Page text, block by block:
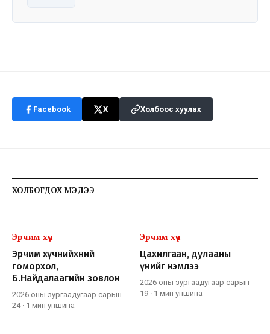
Facebook X Холбоос хуулах
ХОЛБОГДОХ МЭДЭЭ
Эрчим хүч
Эрчим хүчнийхний
гоморхол,
Б.Найдалаагийн зовлон
2026 оны зургаадугаар сарын
24· 1 мин уншина
Эрчим хүч
Цахилгаан, дулааны
үнийг нэмлээ
2026 оны зургаадугаар сарын
19 · 1 мин уншина